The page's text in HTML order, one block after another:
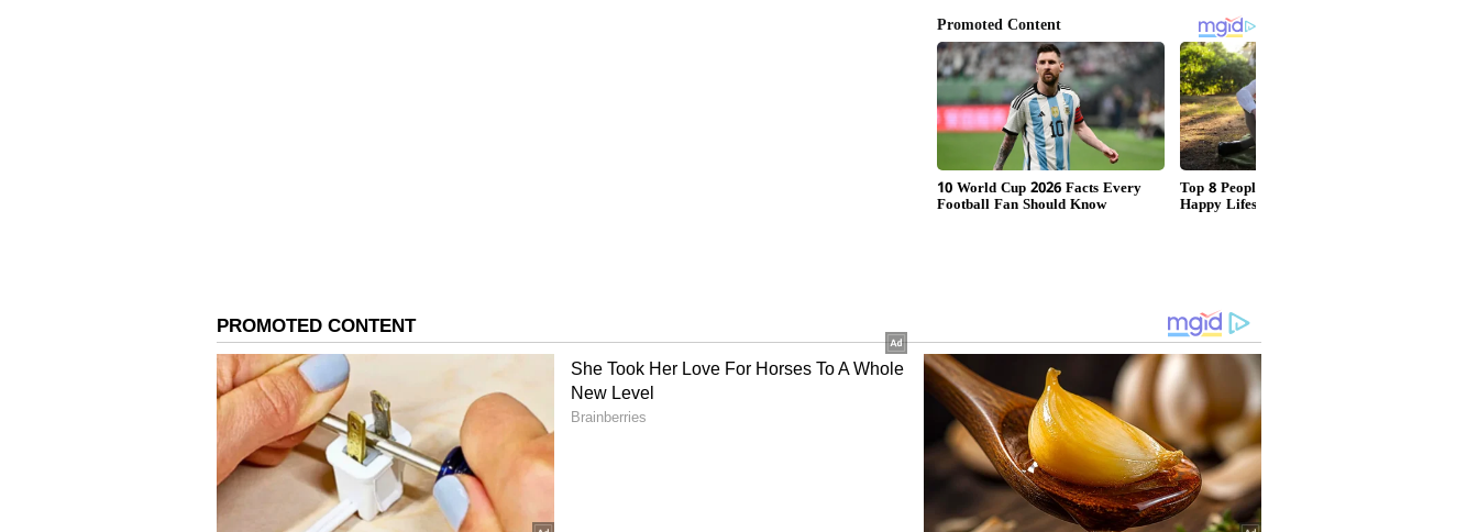
இலங்கையின் புதிய இடைக்கால பிரதமராகிறார் சஜித் பிரேமதாச! - 20ம்
தேதி புதிய அதிபர் தேர்வு?
இத்துடன் தமிழர்கள் மீது ராணுவத் தாக்குதல் நடத்தி அப்பாவி தமிழர்களை
கொன்ற வழக்கு இன்னும் நிலுவையில் உள்ளது. இந்த வழக்கிற்கு இவர்
இன்னும் ஆஜர் ஆகாமல் இருக்கிறார். பதவியை இழக்கும்போது, இந்த வழக்கும்